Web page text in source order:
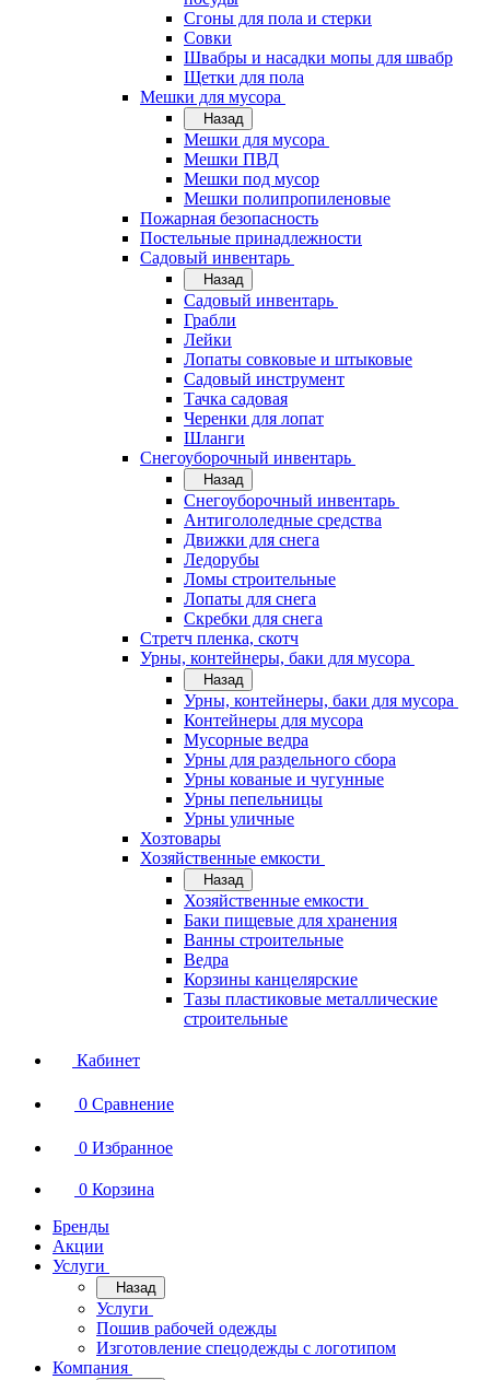
Сгоны для пола и стерки
Совки
Швабры и насадки мопы для швабр
Щетки для пола
Мешки для мусора
Назад
Мешки для мусора
Мешки ПВД
Мешки под мусор
Мешки полипропиленовые
Пожарная безопасность
Постельные принадлежности
Садовый инвентарь
Назад
Садовый инвентарь
Грабли
Лейки
Лопаты совковые и штыковые
Садовый инструмент
Тачка садовая
Черенки для лопат
Шланги
Снегоуборочный инвентарь
Назад
Снегоуборочный инвентарь
Антигололедные средства
Движки для снега
Ледорубы
Ломы строительные
Лопаты для снега
Скребки для снега
Стретч пленка, скотч
Урны, контейнеры, баки для мусора
Назад
Урны, контейнеры, баки для мусора
Контейнеры для мусора
Мусорные ведра
Урны для раздельного сбора
Урны кованые и чугунные
Урны пепельницы
Урны уличные
Хозтовары
Хозяйственные емкости
Назад
Хозяйственные емкости
Баки пищевые для хранения
Ванны строительные
Ведра
Корзины канцелярские
Тазы пластиковые металлические
строительные
Кабинет
0 Сравнение
0 Избранное
0 Корзина
Бренды
Акции
Услуги
Назад
Услуги
Пошив рабочей одежды
Изготовление спецодежды с логотипом
Компания